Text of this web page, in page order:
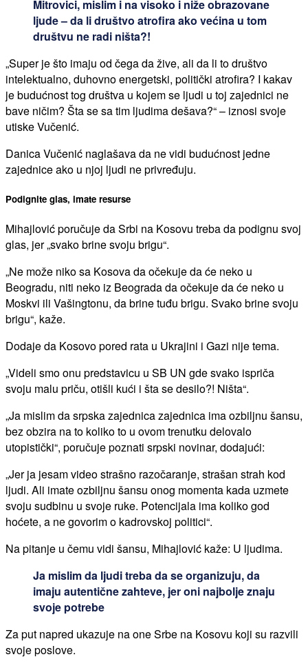
Mitrovici, mislim i na visoko i niže obrazovane
ljude – da li društvo atrofira ako većina u tom
društvu ne radi ništa?!
„Super je što imaju od čega da žive, ali da li to društvo
intelektualno, duhovno energetski, politički atrofira? I kakav
je budućnost tog društva u kojem se ljudi u toj zajednici ne
bave ničim? Šta se sa tim ljudima dešava?“ – iznosi svoje
utiske Vučenić.
Danica Vučenić naglašava da ne vidi budućnost jedne
zajednice ako u njoj ljudi ne privređuju.
Podignite glas, imate resurse
Mihajlović poručuje da Srbi na Kosovu treba da podignu svoj
glas, jer „svako brine svoju brigu“.
„Ne može niko sa Kosova da očekuje da će neko u
Beogradu, niti neko iz Beograda da očekuje da će neko u
Moskvi ili Vašingtonu, da brine tuđu brigu. Svako brine svoju
brigu“, kaže.
Dodaje da Kosovo pored rata u Ukrajini i Gazi nije tema.
„Videli smo onu predstavicu u SB UN gde svako ispriča
svoju malu priču, otišli kući i šta se desilo?! Ništa“.
„Ja mislim da srpska zajednica zajednica ima ozbiljnu šansu,
bez obzira na to koliko to u ovom trenutku delovalo
utopistički“, poručuje poznati srpski novinar, dodajući:
„Jer ja jesam video strašno razočaranje, strašan strah kod
ljudi. Ali imate ozbiljnu šansu onog momenta kada uzmete
svoju sudbinu u svoje ruke. Potencijala ima koliko god
hoćete, a ne govorim o kadrovskoj politici“.
Na pitanje u čemu vidi šansu, Mihajlović kaže: U ljudima.
Ja mislim da ljudi treba da se organizuju, da
imaju autentične zahteve, jer oni najbolje znaju
svoje potrebe
Za put napred ukazuje na one Srbe na Kosovu koji su razvili
svoje poslove.